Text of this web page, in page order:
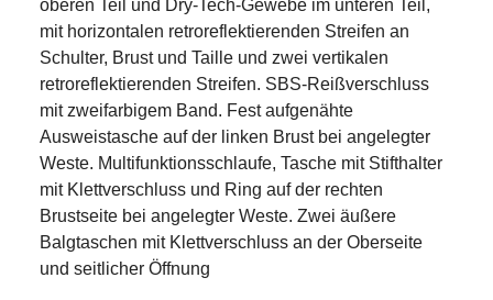
oberen Teil und Dry-Tech-Gewebe im unteren Teil,
mit horizontalen retroreflektierenden Streifen an
Schulter, Brust und Taille und zwei vertikalen
retroreflektierenden Streifen. SBS-Reißverschluss
mit zweifarbigem Band. Fest aufgenähte
Ausweistasche auf der linken Brust bei angelegter
Weste. Multifunktionsschlaufe, Tasche mit Stifthalter
mit Klettverschluss und Ring auf der rechten
Brustseite bei angelegter Weste. Zwei äußere
Balgtaschen mit Klettverschluss an der Oberseite
und seitlicher Öffnung